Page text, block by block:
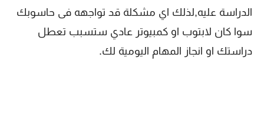
الدراسة عليه,لذلك اي مشكلة قد تواجهه فى حاسوبك
سوا كان لابتوب او كمبيوتر عادي ستسبب تعطل
دراستك او انجاز المهام اليومية لك.